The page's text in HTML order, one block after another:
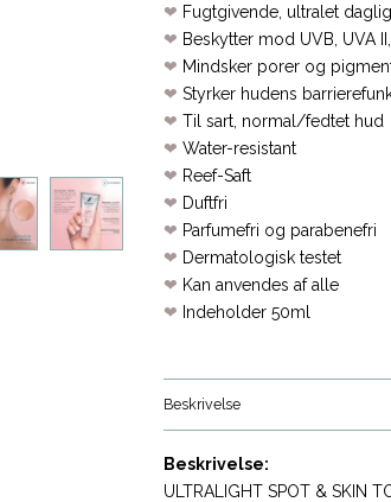
❤ Fugtgivende, ultralet
❤ Beskytter mod UVB, UVA
❤ Mindsker porer og
❤ Styrker hudens
❤ Til sart, normal/fedtet hud
❤ Water-resistant
❤ Reef-Saft
❤ Duftfri
❤ Parfumefri og parabenefri
❤ Dermatologisk testet
❤ Kan anvendes af alle
❤ Indeholder 50ml
Beskrivelse
Beskrivelse:
ULTRALIGHT SPOT & SKIN